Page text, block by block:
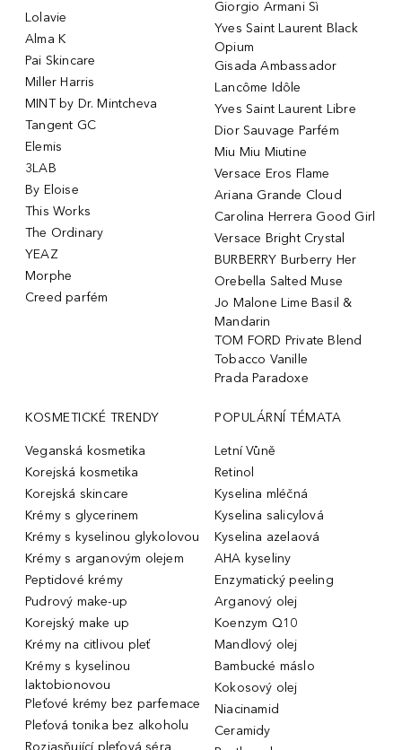
Lolavie
Alma K
Pai Skincare
Miller Harris
MINT by Dr. Mintcheva
Tangent GC
Elemis
3LAB
By Eloise
This Works
The Ordinary
YEAZ
Morphe
Creed parfém
Giorgio Armani Sì
Yves Saint Laurent Black
Opium
Gisada Ambassador
Lancôme Idôle
Yves Saint Laurent Libre
Dior Sauvage Parfém
Miu Miu Miutine
Versace Eros Flame
Ariana Grande Cloud
Carolina Herrera Good Girl
Versace Bright Crystal
BURBERRY Burberry Her
Orebella Salted Muse
Jo Malone Lime Basil &
Mandarin
TOM FORD Private Blend
Tobacco Vanille
Prada Paradoxe
KOSMETICKÉ TRENDY
Veganská kosmetika
Korejská kosmetika
Korejská skincare
Krémy s glycerinem
Krémy s kyselinou glykolovou
Krémy s arganovým olejem
Peptidové krémy
Pudrový make-up
Korejský make up
Krémy na citlivou pleť
Krémy s kyselinou
laktobionovou
Pleťové krémy bez parfemace
Pleťová tonika bez alkoholu
Rozjasňující pleťová séra
POPULÁRNÍ TÉMATA
Letní Vůně
Retinol
Kyselina mléčná
Kyselina salicylová
Kyselina azelaová
AHA kyseliny
Enzymatický peeling
Arganový olej
Koenzym Q10
Mandlový olej
Bambucké máslo
Kokosový olej
Niacinamid
Ceramidy